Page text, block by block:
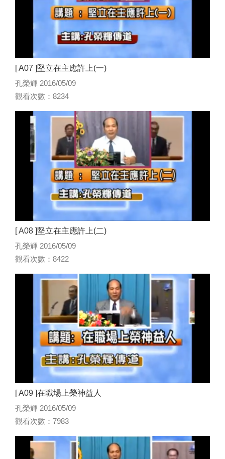
[ A07 ]堅立在主應許上(一)
孔榮輝 2016/05/09
觀看次數：8234
[ A08 ]堅立在主應許上(二)
孔榮輝 2016/05/09
觀看次數：8422
[ A09 ]在職場上榮神益人
孔榮輝 2016/05/09
觀看次數：7983